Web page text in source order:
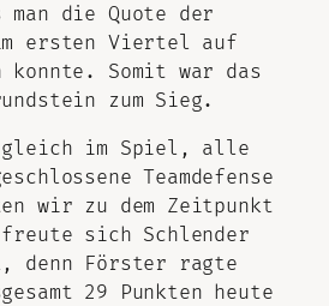
man die Quote der
ersten Viertel auf
konnte. Somit war das
zum Sieg.
gleich im Spiel, alle
Teamdefense
wir zu dem Zeitpunkt
sich Schlender
denn Förster ragte
29 Punkten heute